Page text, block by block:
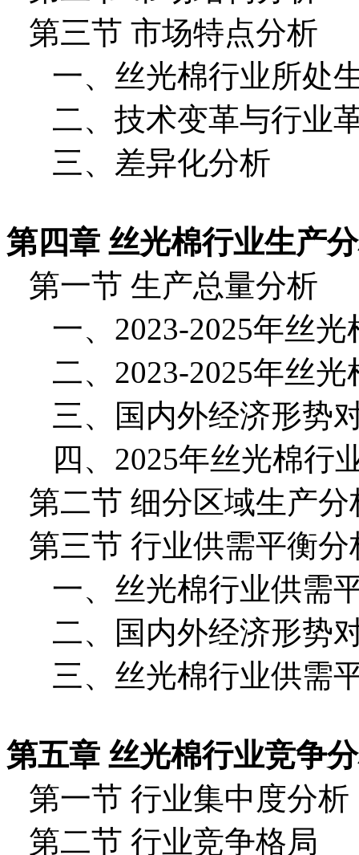
第三节 市场特点分析
一、丝光棉行业所处
二、技术变革与行业
三、差异化分析
第四章 丝光棉行业生产
第一节 生产总量分析
一、2023-2025年丝
二、2023-2025年丝
三、国内外经济形势
四、2025年丝光棉行
第二节 细分区域生产分
第三节 行业供需平衡分
一、丝光棉行业供需
二、国内外经济形势
三、丝光棉行业供需
第五章 丝光棉行业竞争
第一节 行业集中度分析
第二节 行业竞争格局